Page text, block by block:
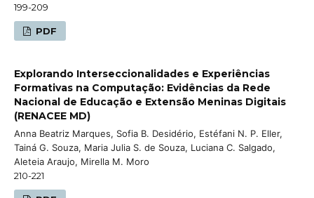
199-209
PDF
Explorando Interseccionalidades e Experiências
Formativas na Computação: Evidências da Rede
Nacional de Educação e Extensão Meninas Digitais
(RENACEE MD)
Anna Beatriz Marques, Sofia B. Desidério, Estéfani N. P. Eller,
Tainá G. Souza, Maria Julia S. de Souza, Luciana C. Salgado,
Aleteia Araujo, Mirella M. Moro
210-221